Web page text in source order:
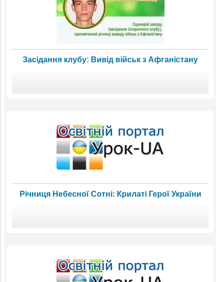
Засідання клубу: Вивід військ з Афганістану
Річниця Небесної Сотні: Крилаті Герої України